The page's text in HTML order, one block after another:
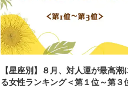
【星座別】８月、対人運が最高潮
る女性ランキング＜第１位～第３